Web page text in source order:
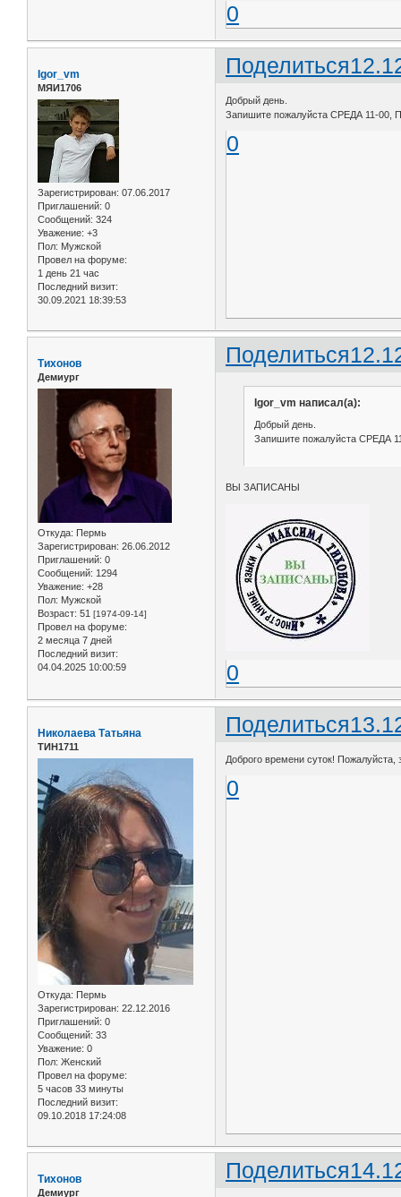
0
Поделиться
Igor_vm
МЯИ1706
Зарегистрирован: 07.06.2017
Приглашений: 0
Сообщений: 324
Уважение: +3
Пол: Мужской
Провел на форуме:
1 день 21 час
Последний визит:
30.09.2021 18:39:53
Добрый день.
Запишите пожалуйста СРЕДА 11-00,
0
Поделиться
Тихонов
Демиург
Откуда: Пермь
Зарегистрирован: 26.06.2012
Приглашений: 0
Сообщений: 1294
Уважение: +28
Пол: Мужской
Возраст: 51 [1974-09-14]
Провел на форуме:
2 месяца 7 дней
Последний визит:
04.04.2025 10:00:59
Igor_vm написал(а):
Добрый день.
Запишите пожалуйста СРЕДА
ВЫ ЗАПИСАНЫ
0
Поделиться
Николаева Татьяна
ТИН1711
Откуда: Пермь
Зарегистрирован: 22.12.2016
Приглашений: 0
Сообщений: 33
Уважение: 0
Пол: Женский
Провел на форуме:
5 часов 33 минуты
Последний визит:
09.10.2018 17:24:08
Доброго времени суток!
0
Поделиться
Тихонов
Демиург